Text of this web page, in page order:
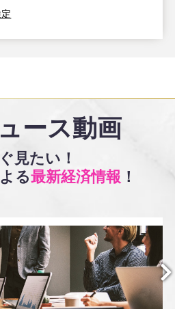
ース動画
見たい！
る最新経済情報 ！